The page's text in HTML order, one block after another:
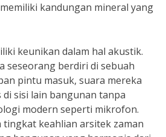
kandungan mineral yang
keunikan dalam hal akustik.
seseorang berdiri di sebuah
pintu masuk, suara mereka
sisi lain bangunan tanpa
modern seperti mikrofon.
keahlian arsitek zaman